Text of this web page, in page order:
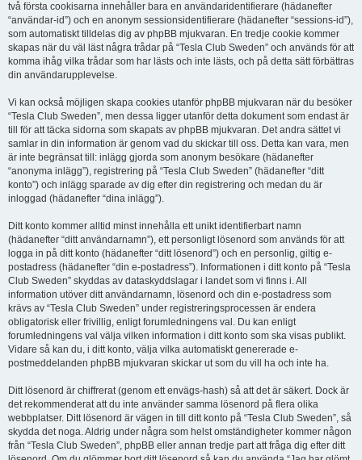
två första cookisarna innehåller bara en användaridentifierare (hädanefter
“användar-id”) och en anonym sessionsidentifierare (hädanefter “sessions-id”),
som automatiskt tilldelas dig av phpBB mjukvaran. En tredje cookie kommer
skapas när du väl läst några trådar på “Tesla Club Sweden” och används för att
komma ihåg vilka trådar som har lästs och inte lästs, och på detta sätt förbättras
din användarupplevelse.
Vi kan också möjligen skapa cookies utanför phpBB mjukvaran när du besöker
“Tesla Club Sweden”, men dessa ligger utanför detta dokument som endast är
till för att täcka sidorna som skapats av phpBB mjukvaran. Det andra sättet vi
samlar in din information är genom vad du skickar till oss. Detta kan vara, men
är inte begränsat till: inlägg gjorda som anonym besökare (hädanefter
“anonyma inlägg”), registrering på “Tesla Club Sweden” (hädanefter “ditt
konto”) och inlägg sparade av dig efter din registrering och medan du är
inloggad (hädanefter “dina inlägg”).
Ditt konto kommer alltid minst innehålla ett unikt identifierbart namn
(hädanefter “ditt användarnamn”), ett personligt lösenord som används för att
logga in på ditt konto (hädanefter “ditt lösenord”) och en personlig, giltig e-
postadress (hädanefter “din e-postadress”). Informationen i ditt konto på “Tesla
Club Sweden” skyddas av dataskyddslagar i landet som vi finns i. All
information utöver ditt användarnamn, lösenord och din e-postadress som
krävs av “Tesla Club Sweden” under registreringsprocessen är endera
obligatorisk eller frivillig, enligt forumledningens val. Du kan enligt
forumledningens val välja vilken information i ditt konto som ska visas publikt.
Vidare så kan du, i ditt konto, välja vilka automatiskt genererade e-
postmeddelanden phpBB mjukvaran skickar ut som du vill ha och inte ha.
Ditt lösenord är chiffrerat (genom ett envägs-hash) så att det är säkert. Dock är
det rekommenderat att du inte använder samma lösenord på flera olika
webbplatser. Ditt lösenord är vägen in till ditt konto på “Tesla Club Sweden”, så
skydda det noga. Aldrig under några som helst omständigheter kommer någon
från “Tesla Club Sweden”, phpBB eller annan tredje part att fråga dig efter ditt